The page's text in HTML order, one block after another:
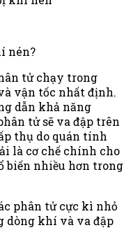
nén?
tử chạy trong
vận tốc nhất định.
dẫn khả năng
tử sẽ va đập trên
thụ do quán tính
là cơ chế chính cho
biến nhiều hơn trong
phân tử cực kì nhỏ
dòng khí và va đập